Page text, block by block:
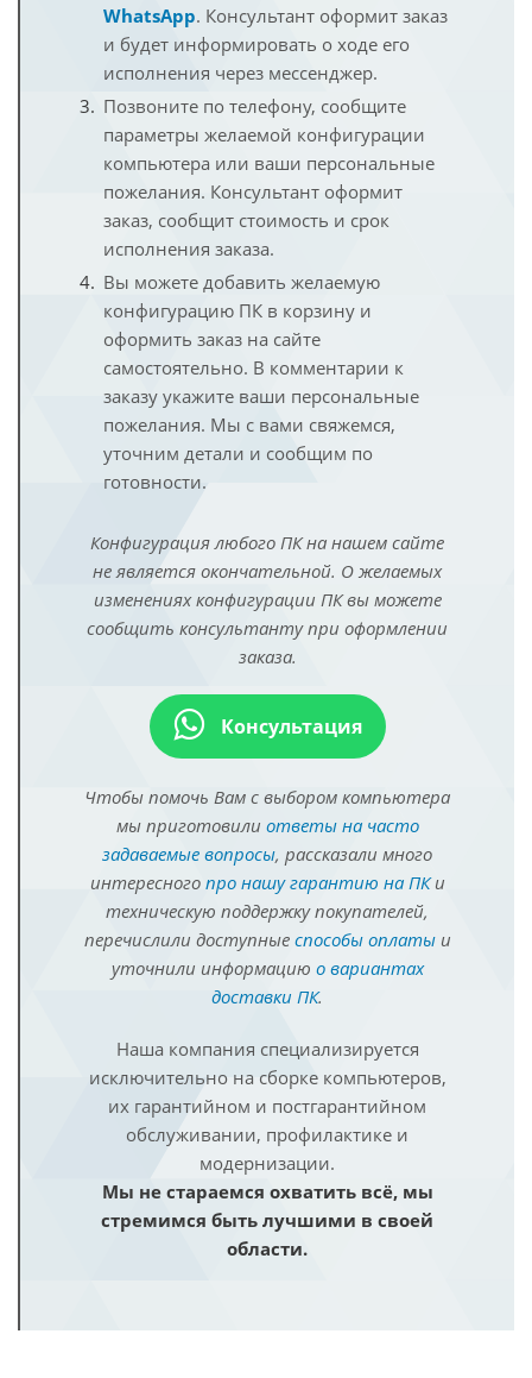
WhatsApp. Консультант оформит заказ
и будет информировать о ходе его
исполнения через мессенджер.
Позвоните по телефону, сообщите
параметры желаемой конфигурации
компьютера или ваши персональные
пожелания. Консультант оформит
заказ, сообщит стоимость и срок
исполнения заказа.
Вы можете добавить желаемую
конфигурацию ПК в корзину и
оформить заказ на сайте
самостоятельно. В комментарии к
заказу укажите ваши персональные
пожелания. Мы с вами свяжемся,
уточним детали и сообщим по
готовности.
Конфигурация любого ПК на нашем сайте
не является окончательной. О желаемых
изменениях конфигурации ПК вы можете
сообщить консультанту при оформлении
заказа.
Консультация
Чтобы помочь Вам с выбором компьютера
мы приготовили ответы на часто
задаваемые вопросы, рассказали много
интересного про нашу гарантию на ПКи
техническую поддержку покупателей,
перечислили доступные способы оплатыи
уточнили информацию о вариантах
доставки ПК.
Наша компания специализируется
исключительно на сборке компьютеров,
их гарантийном и постгарантийном
обслуживании, профилактике и
модернизации.
Мы не стараемся охватить всё, мы
стремимся быть лучшими в своей
области.